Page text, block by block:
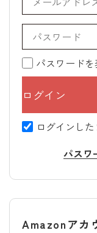
パスワードを
ログインし
パスワ
Amazonアカ